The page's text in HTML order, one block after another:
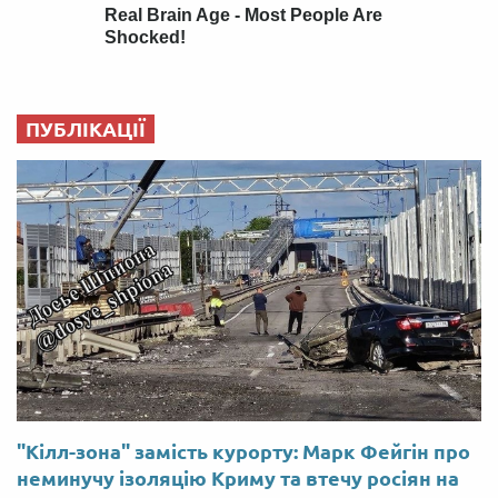
ПУБЛІКАЦІЇ
"Кілл-зона" замість курорту: Марк Фейгін про
неминучу ізоляцію Криму та втечу росіян на